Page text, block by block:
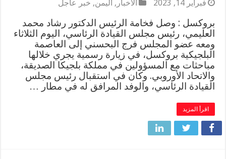
فبراير 14, 2023 الأخبار , اليمن, خبر عاجل
بروكسل : وصل فخامة الرئيس الدكتور رشاد محمد
العليمي، رئيس مجلس القيادة الرئاسي، اليوم الثلاثاء
ومعه عضو المجلس فرج البحسني إلى العاصمة
البلجيكية بروكسل، في زيارة رسمية يجري خلالها
مباحثات مع المسؤولين في مملكة بلجيكا الصديقة،
والاتحاد الأوروبي. وكان في استقبال رئيس مجلس
القيادة الرئاسي، والوفد المرافق له في مطار …
اقرأ المزيد